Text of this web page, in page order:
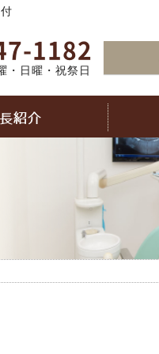
1182
・日曜・祝祭日
紹介